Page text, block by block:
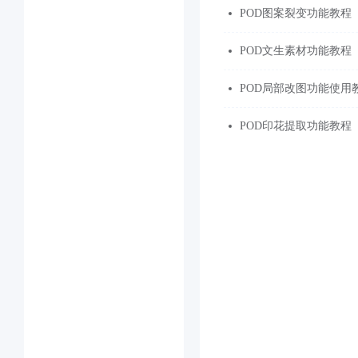
POD图案裂变功能教程
POD文生素材功能教程
POD局部改图功能使用
POD印花提取功能教程